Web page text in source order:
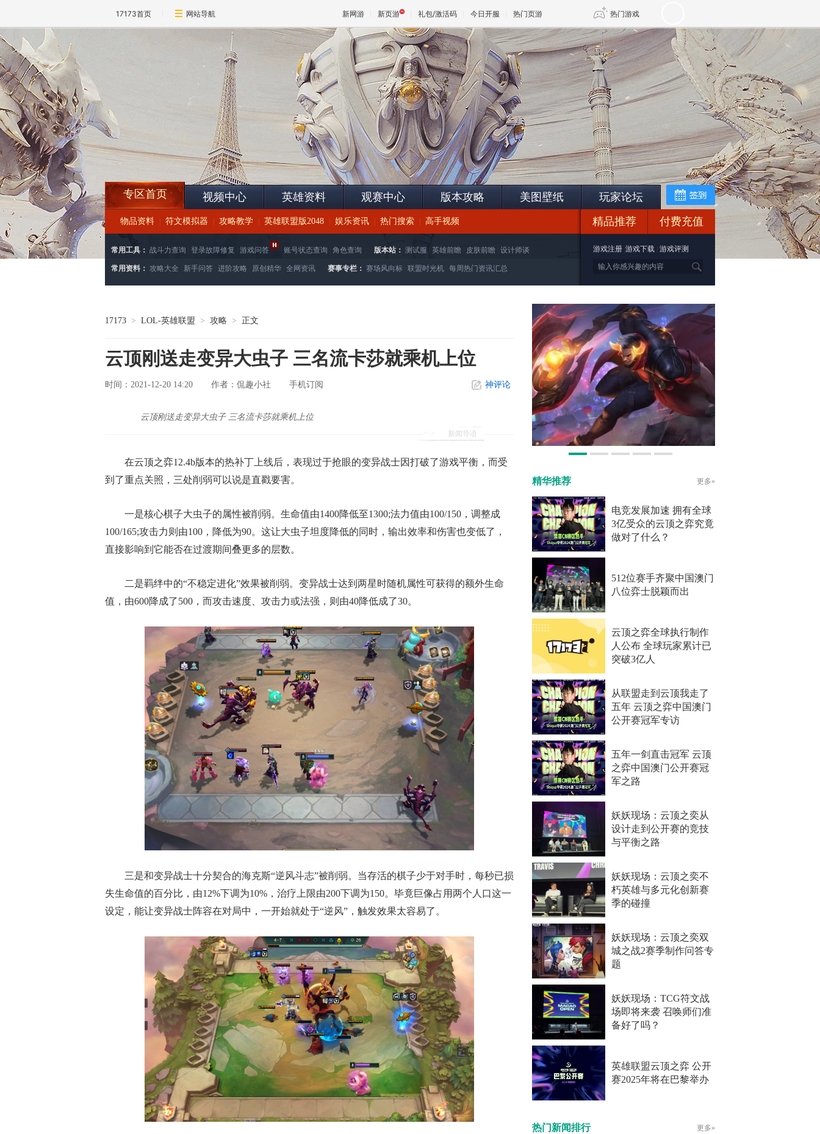
17173首页 网站导航 新网游 新页游 礼包/激活码 今日开服 热门页游 热门游戏
DNF 传奇4
天堂 剑网3旗舰版 新天龙八部
王权与自由 诛仙世界 仙剑世界
专区首页 视频中心 英雄资料 观赛中心 版本攻略 美图壁纸 玩家论坛
物品资料 符文模拟器 攻略教学 英雄联盟版2048 娱乐资讯 热门搜索 高手视频
常用工具： 战斗力查询 登录故障修复 游戏问答 账号状态查询 角色查询 版本站： 测试服 英雄前瞻 皮肤前瞻 设计师谈
常用资料： 攻略大全 新手问答 进阶攻略 原创精华 全网资讯 赛事专栏： 赛场风向标 联盟时光机 每周热门资讯汇总
精品推荐 付费充值
游戏注册 游戏下载 游戏评测
17173 > LOL-英雄联盟 > 攻略 > 正文
云顶刚送走变异大虫子 三名流卡莎就乘机上位
时间：2021-12-20 14:20 作者： 侃趣小社 手机订阅 神评论
新闻导语
云顶刚送走变异大虫子 三名流卡莎就乘机上位
在云顶之弈12.4b版本的热补丁上线后，表现过于抢眼的变异战士因打破了游戏平衡，而受
到了重点关照，三处削弱可以说是直戳要害。
一是核心棋子大虫子的属性被削弱。生命值由1400降低至1300;法力值由100/150，调整成
100/165;攻击力则由100，降低为90。这让大虫子坦度降低的同时，输出效率和伤害也变低了，
直接影响到它能否在过渡期间叠更多的层数。
二是羁绊中的“不稳定进化”效果被削弱。变异战士达到两星时随机属性可获得的额外生命
值，由600降成了500，而攻击速度、攻击力或法强，则由40降低成了30。
三是和变异战士十分契合的海克斯“逆风斗志”被削弱。当存活的棋子少于对手时，每秒已损
失生命值的百分比，由12%下调为10%，治疗上限由200下调为150。毕竟巨像占用两个人口这一
设定，能让变异战士阵容在对局中，一开始就处于“逆风”，触发效果太容易了。
精华推荐 更多»
电竞发展加速 拥有全球
3亿受众的云顶之弈究竟
做对了什么？
512位赛手齐聚中国澳门
八位弈士脱颖而出
云顶之弈全球执行制作
人公布 全球玩家累计已
突破3亿人
从联盟走到云顶我走了
五年 云顶之弈中国澳门
公开赛冠军专访
五年一剑直击冠军 云顶
之弈中国澳门公开赛冠
军之路
妖妖现场：云顶之奕从
设计走到公开赛的竞技
与平衡之路
妖妖现场：云顶之奕不
朽英雄与多元化创新赛
季的碰撞
妖妖现场：云顶之奕双
城之战2赛季制作问答专
题
妖妖现场：TCG符文战
场即将来袭 召唤师们准
备好了吗？
英雄联盟云顶之弈 公开
赛2025年将在巴黎举办
热门新闻排行 更多»